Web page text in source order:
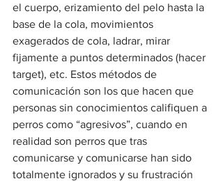
el cuerpo, erizamiento del pelo hasta la
base de la cola, movimientos
exagerados de cola, ladrar, mirar
fijamente a puntos determinados (hacer
target), etc. Estos métodos de
comunicación son los que hacen que
personas sin conocimientos califiquen a
perros como “agresivos”, cuando en
realidad son perros que tras
comunicarse y comunicarse han sido
totalmente ignorados y su frustración